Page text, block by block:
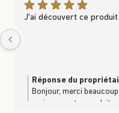
J'ai découvert ce
Réponse du
Bonjour, merci
ravis que notre produit